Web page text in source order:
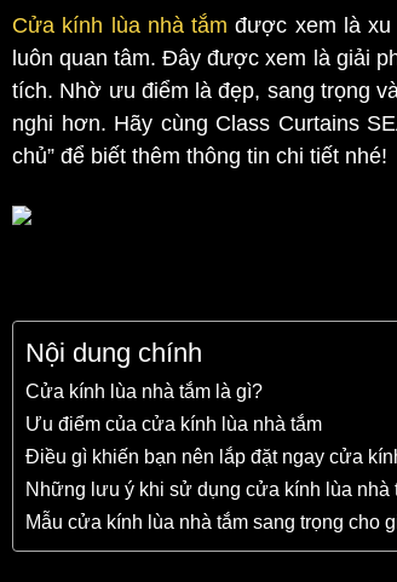
Cửa kính lùa nhà tắm được xem là xu
luôn quan tâm. Đây được xem là giải
tích. Nhờ ưu điểm là đẹp, sang trọng
nghi hơn. Hãy cùng Class Curtains
chủ” để biết thêm thông tin chi tiết nhé!
Nội dung chính
Cửa kính lùa nhà tắm là gì?
Ưu điểm của cửa kính lùa nhà tắm
Điều gì khiến bạn nên lắp đặt ngay cửa
Những lưu ý khi sử dụng cửa kính lùa nhà
Mẫu cửa kính lùa nhà tắm sang trọng cho